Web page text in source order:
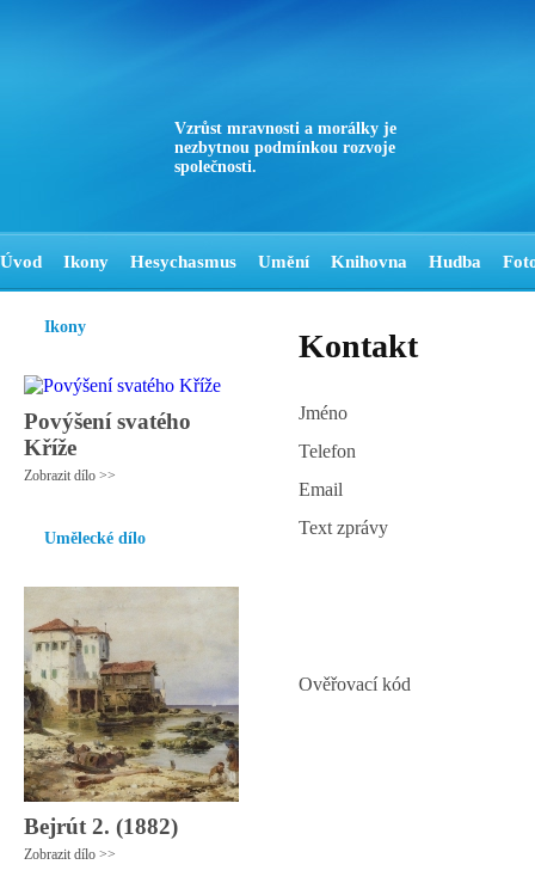
Vzrůst mravnosti a morálky je
nezbytnou podmínkou rozvoje
společnosti.
Úvod Ikony Hesychasmus Umění Knihovna Hudba
Ikony
Povýšení svatého
Kříže
Zobrazit dílo >>
Umělecké dílo
Bejrút 2. (1882)
Zobrazit dílo >>
Kontakt
Jméno
Telefon
Email
Text zprávy
Ověřovací kód